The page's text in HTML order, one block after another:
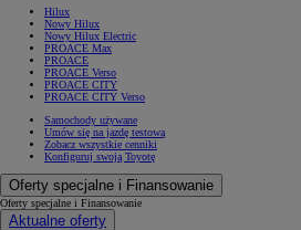
Hilux
Nowy Hilux
Nowy Hilux Electric
PROACE Max
PROACE
PROACE Verso
PROACE CITY
PROACE CITY Verso
Samochody używane
Umów się na jazdę testową
Zobacz wszystkie cenniki
Konfiguruj swoją Toyotę
Oferty specjalne i Finansowanie
Oferty specjalne i Finansowanie
Aktualne oferty